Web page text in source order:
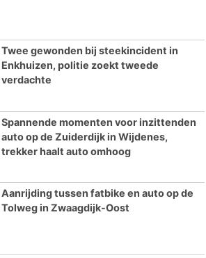
Twee gewonden bij steekincident in
Enkhuizen, politie zoekt tweede
verdachte
Spannende momenten voor inzittenden
auto op de Zuiderdijk in Wijdenes,
trekker haalt auto omhoog
Aanrijding tussen fatbike en auto op de
Tolweg in Zwaagdijk-Oost